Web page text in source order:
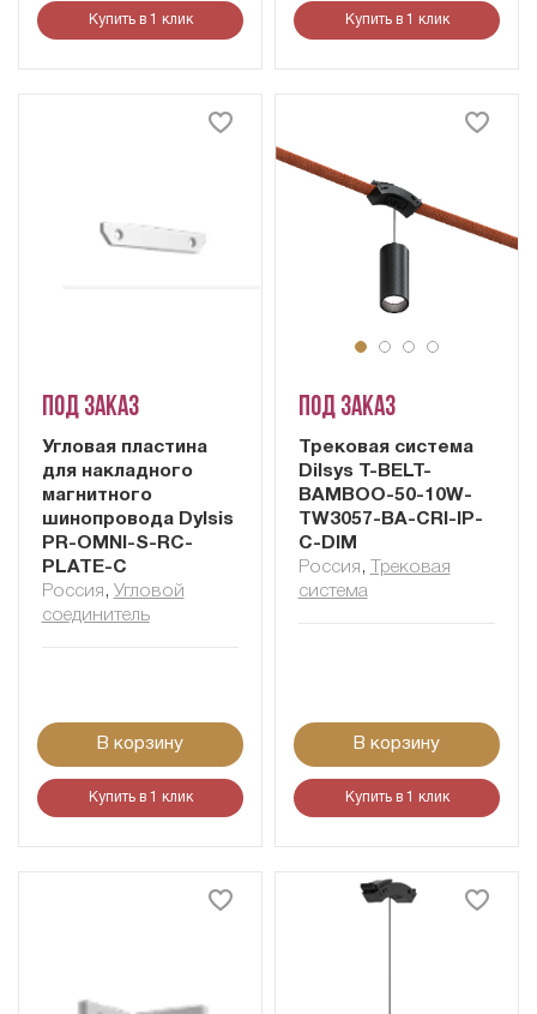
Купить в 1 клик Купить в 1 клик
Под заказ
Угловая пластина
для накладного
магнитного
шинопровода Dylsis
PR-OMNI-S-RC-
PLATE-C
Россия , Угловой
соединитель
В корзину
Купить в 1 клик
Под заказ
Трековая система
Dilsys T-BELT-
BAMBOO-50-10W-
TW3057-BA-CRI-IP-
C-DIM
Россия ,
Трековая
система
В корзину
Купить в 1 клик